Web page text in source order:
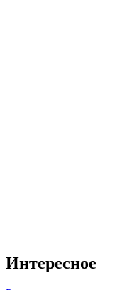
Интересное